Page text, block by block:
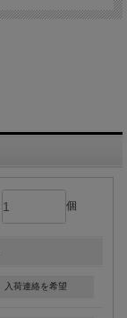
個
入荷連絡を希望